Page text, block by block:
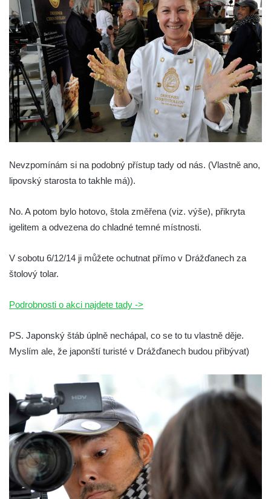
Nevzpomínám si na podobný přístup tady od nás. (Vlastně ano,
lipovský starosta to takhle má)).
No. A potom bylo hotovo, štola změřena (viz. výše), přikryta
igelitem a odvezena do chladné temné místnosti.
V sobotu 6/12/14 ji můžete ochutnat přímo v Drážďanech za
štolový tolar.
Podrobnosti o akci najdete tady ->
PS. Japonský štáb úplně nechápal, co se to tu vlastně děje.
Myslím ale, že japonští turisté v Drážďanech budou přibývat)